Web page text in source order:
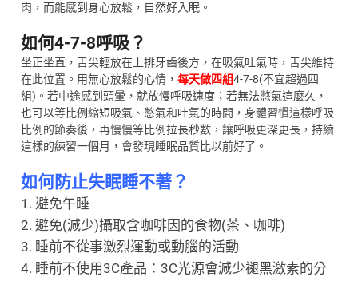
肉，而能感到身心放鬆，自然好入眠。
如何4-7-8呼吸？
坐正坐直，舌尖輕放在上排牙齒後方，在吸氣吐氣時，舌尖維持
在此位置。用無心放鬆的心情， 每天做四組4-7-8(不宜超過四
組)。若中途感到頭暈，就放慢呼吸速度；若無法憋氣這麼久，
也可以等比例縮短吸氣、憋氣和吐氣的時間，身體習慣這樣呼吸
比例的節奏後，再慢慢等比例拉長秒數，讓呼吸更深更長，持續
這樣的練習一個月，會發現睡眠品質比以前好了。
如何防止失眠睡不著？
1. 避免午睡
2. 避免(減少)攝取含咖啡因的食物(茶、咖啡)
3. 睡前不從事激烈運動或動腦的活動
4. 睡前不使用3C產品：3C光源會減少褪黑激素的分